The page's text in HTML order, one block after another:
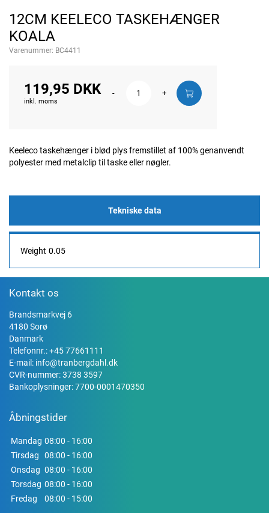
12CM KEELECO TASKEHÆNGER
KOALA
Varenummer: BC4411
119,95 DKK
inkl. moms
- +
Keeleco taskehænger i blød plys fremstillet af 100% genanvendt
polyester med metalclip til taske eller nøgler.
Tekniske data
Weight 0.05
Kontakt os
Brandsmarkvej 6
4180 Sorø
Danmark
Telefonnr.:+45 77661111
E-mail: info@tranbergdahl.dk
CVR-nummer: 3738 3597
Bankoplysninger: 7700-0001470350
Åbningstider
Mandag 08:00 - 16:00
Tirsdag
08:00 - 16:00
Onsdag 08:00 - 16:00
Torsdag 08:00 - 16:00
Fredag
08:00 - 15:00